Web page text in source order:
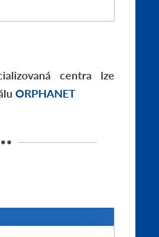
centra lze
ORPHANET